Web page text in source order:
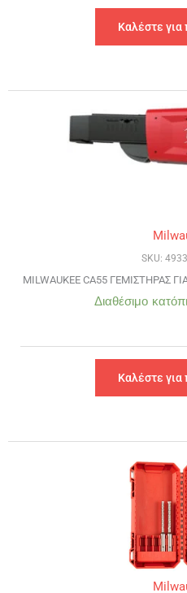
Καλέστε για
SKU:
MILWAUKEE CA55 ΓΕΜΙΣΤΗΡΑΣ
Διαθέσιμο
Καλέστε για